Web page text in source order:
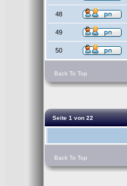
48
49
50
Back To Top
Seite 1 von 22
Back To Top